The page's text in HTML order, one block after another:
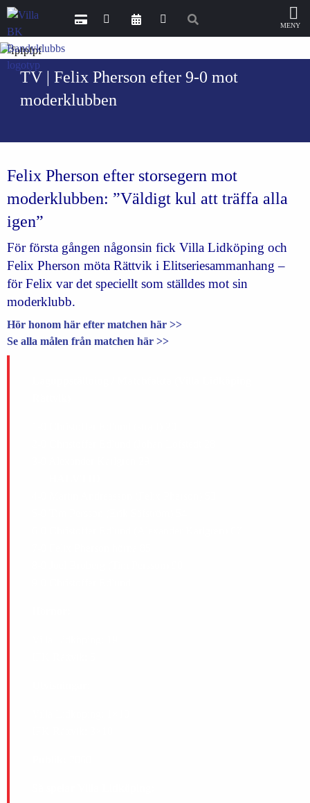
TV | Felix Pherson efter 9-0 mot
moderklubben
Felix Pherson efter storsegern mot
moderklubben: ”Väldigt kul att träffa alla
igen”
För första gången någonsin fick Villa Lidköping och
Felix Pherson möta Rättvik i Elitseriesammanhang –
för Felix var det speciellt som ställdes mot sin
moderklubb.
Hör honom här efter matchen här >>
Se alla målen från matchen här >>